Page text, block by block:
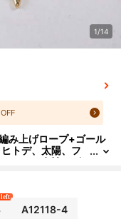
1/14
OFF
み上げロープ+ゴール
トデ、太陽、フ
ョン、女性のビ
left
A12118-4